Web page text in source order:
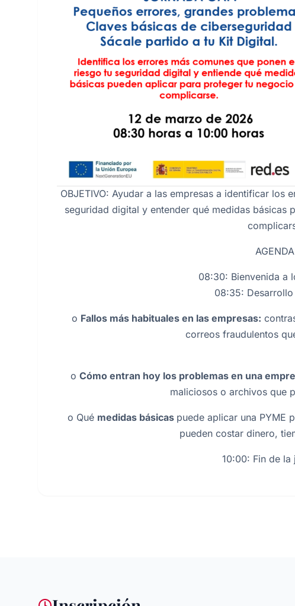
OBJETIVO: Ayudar a las empresas a identificar los
seguridad digital y entender qué medidas básicas
08:30: Bienvenida a
08:35:
o Fallos más habituales en las empresas:
correos fraudulentos
o Cómo entran hoy los problemas en una
maliciosos o archivos que
o Qué medidas básicas puede aplicar una PYME
pueden costar dinero,
10:00: Fin de la